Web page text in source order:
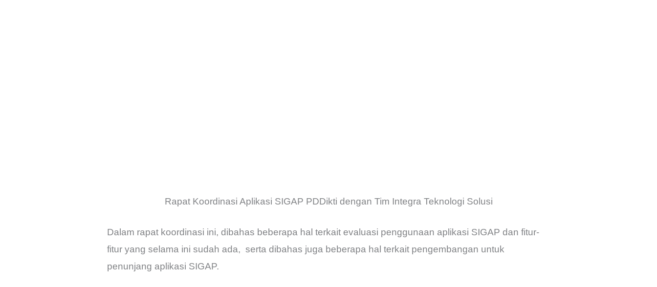
Rapat Koordinasi Aplikasi SIGAP PDDikti dengan Tim Integra Teknologi Solusi
Dalam rapat koordinasi ini, dibahas beberapa hal terkait evaluasi penggunaan aplikasi SIGAP dan fitur-
fitur yang selama ini sudah ada, serta dibahas juga beberapa hal terkait pengembangan untuk
penunjang aplikasi SIGAP.